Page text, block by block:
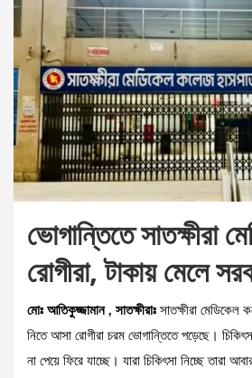
ভোগান্তিতে সাতক্ষীরা
রোগীরা, টাকায় মেলে
মোঃ আতিকুজ্জামান , সাতক্ষীরাঃ সাতক্ষীরা মেডিকেল
নিতে আসা রোগীরা চরম ভোগান্তিতে পড়েছে।
না পেয়ে ফিরে যাচ্ছে। যারা চিকিৎসা নিচ্ছে তারা